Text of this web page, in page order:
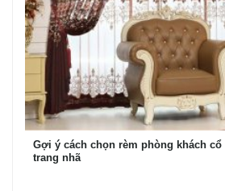
Gợi ý cách chọn rèm phòng khách
trang nhã